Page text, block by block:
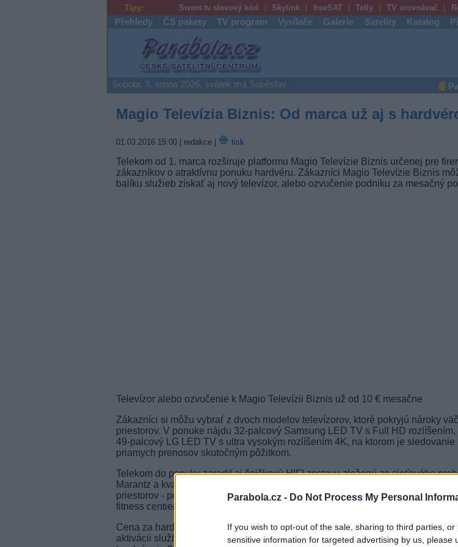
Parabola.cz - Do Not Process My Personal
If you wish to opt-out of the sale, sharing to third parties,
sensitive information for targeted advertising by us, please
Tipy: Sweet.tv slevový kód Skylink freeSAT Telly TV srovnávač
Přehledy ČS pakety TV program Vysílače Galerie Satelity Katalog
Parabola.cz
Sobota, 8. srpna 2026, svátek má Soběslav
Magio Televízia Biznis: Od marca už aj s
01.03.2016 15:00| redakce | tisk
Telekom od 1. marca rozširuje platformu Magio Televízie Biznis určenej pre
zákazníkov o atraktívnu ponuku hardvéru. Zákazníci Magio Televízie Biznis
balíku služieb získať aj nový televízor, alebo ozvučenie podniku za mesačný
Televízor alebo ozvučenie k Magio Televízii Biznis už od 10 € mesačne
Zákazníci si môžu vybrať z dvoch modelov televízorov, ktoré pokryjú nároky
priestorov. V ponuke nájdu 32-palcový Samsung LED TV s Full HD rozlíšením,
49-palcový LG LED TV s ultra vysokým rozlíšením 4K, na ktorom je sledovanie
priamych prenosov skutočným pôžitkom.
Telekom do ponuky zaradil aj špičkovú HIFI zostavu zloženú zo sieťového
Marantz a kvalitných reproduktorov Klipsch, ktoré sú vhodné aj do vonkajších
priestorov - pomôžu tak ozvučiť nielen vnútorné priestory reštaurácií, barov,
fitness centier, ale aj letné terasy.
Cena za hardvér sa skladá z jednorazového poplatku, ktorý zákazník zaplatí pri
aktivácii služby, a pravidelného mesačného poplatku. Podmienkou pre získanie